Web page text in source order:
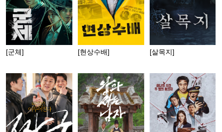
[군체] [현상수배] [살목지]